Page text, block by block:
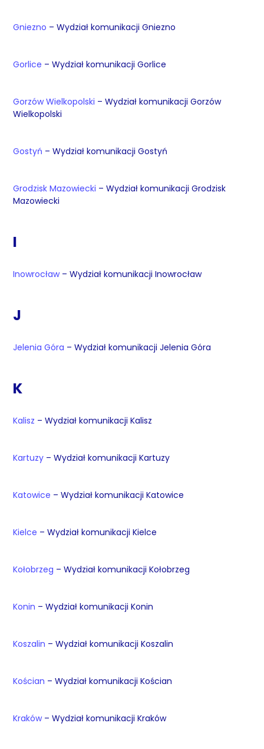
Gniezno – Wydział komunikacji Gniezno
Gorlice – Wydział komunikacji Gorlice
Gorzów Wielkopolski – Wydział komunikacji Gorzów
Wielkopolski
Gostyń – Wydział komunikacji Gostyń
Grodzisk Mazowiecki – Wydział komunikacji Grodzisk
Mazowiecki
I
Inowrocław– Wydział komunikacji Inowrocław
J
Jelenia Góra – Wydział komunikacji Jelenia Góra
K
Kalisz – Wydział komunikacji Kalisz
Kartuzy – Wydział komunikacji Kartuzy
Katowice – Wydział komunikacji Katowice
Kielce – Wydział komunikacji Kielce
Kołobrzeg – Wydział komunikacji Kołobrzeg
Konin – Wydział komunikacji Konin
Koszalin – Wydział komunikacji Koszalin
Kościan – Wydział komunikacji Kościan
Kraków– Wydział komunikacji Kraków